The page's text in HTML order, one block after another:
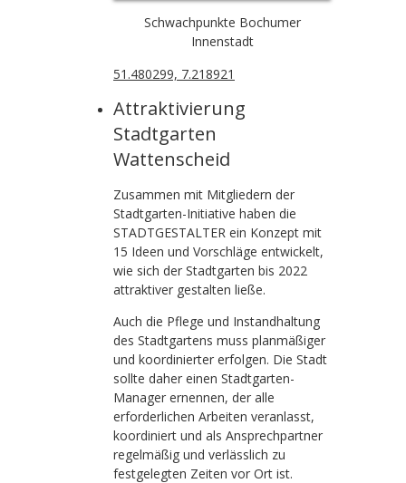
Schwachpunkte Bochumer
Innenstadt
51.480299, 7.218921
Attraktivierung
Stadtgarten
Wattenscheid
Zusammen mit Mitgliedern der
Stadtgarten-Initiative haben die
STADTGESTALTER ein Konzept mit
15 Ideen und Vorschläge entwickelt,
wie sich der Stadtgarten bis 2022
attraktiver gestalten ließe.
Auch die Pflege und Instandhaltung
des Stadtgartens muss planmäßiger
und koordinierter erfolgen. Die Stadt
sollte daher einen Stadtgarten-
Manager ernennen, der alle
erforderlichen Arbeiten veranlasst,
koordiniert und als Ansprechpartner
regelmäßig und verlässlich zu
festgelegten Zeiten vor Ort ist.